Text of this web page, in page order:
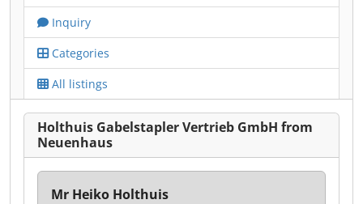
Inquiry
Categories
All listings
Holthuis Gabelstapler Vertrieb GmbH from
Neuenhaus
Mr Heiko Holthuis